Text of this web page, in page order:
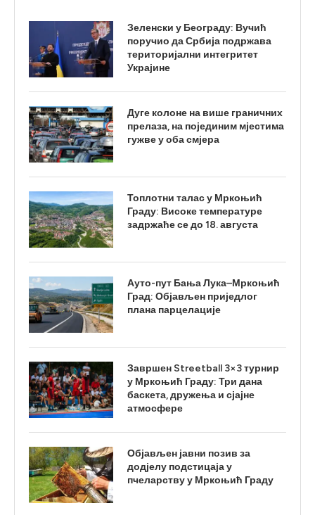
Зеленски у Београду: Вучић
поручио да Србија подржава
територијални интегритет
Украјине
Дуге колоне на више граничних
прелаза, на појединим мјестима
гужве у оба смјера
Топлотни талас у Мркоњић
Граду: Високе температуре
задржаће се до 18. августа
Ауто-пут Бања Лука–Мркоњић
Град: Објављен приједлог
плана парцелације
Завршен Streetball 3×3 турнир
у Мркоњић Граду: Три дана
баскета, дружења и сјајне
атмосфере
Објављен јавни позив за
додјелу подстицаја у
пчеларству у Мркоњић Граду